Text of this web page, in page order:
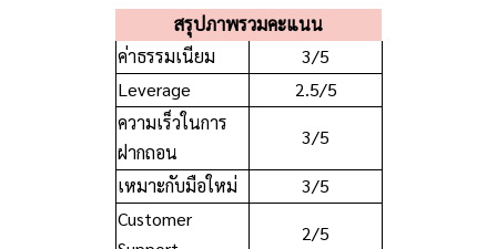
สรุปภาพรวมคะแนน
ค่าธรรมเนียม
3/5
Leverage
2.5/5
ความเร็วในการ
ฝากถอน
3/5
เหมาะกับมือใหม่
3/5
Customer
2/5